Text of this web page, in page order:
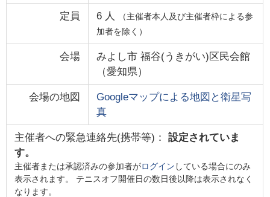
定員 6 人
（主催者本人及び主催者枠による参
加者を除く）
会場
みよし市 福谷(うきがい)区民会館
（愛知県）
会場の地図
Googleマップによる地図と衛星写
真
主催者への緊急連絡先(携帯等)： 設定されていま
す。
主催者または承認済みの参加者がログイン している場合にのみ
表示されます。 テニスオフ開催日の数日後以降は表示されなく
なります。